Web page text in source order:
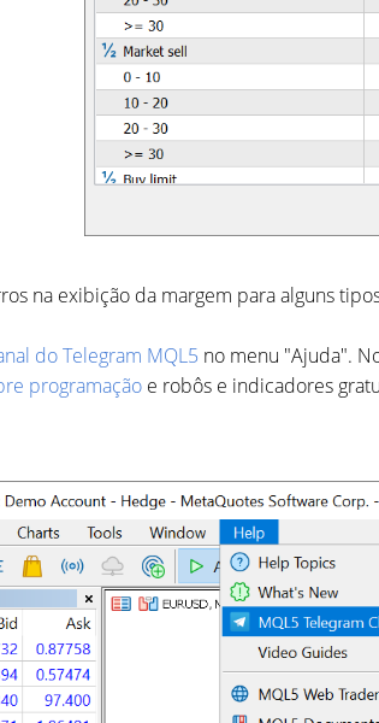
na exibição da margem para alguns
do Telegram MQL5 no menu "Ajuda".
programação e robôs e indicadores